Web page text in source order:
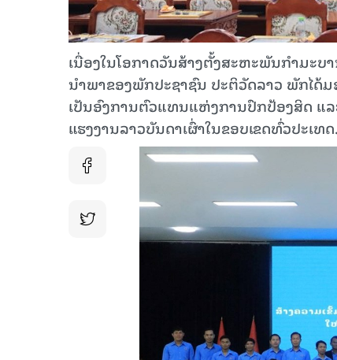
ເນື່ອງໃນໂອກາດວັນສ້າງຕັ້ງສະຫະພັນກໍາມະບ
ນຳພາຂອງພັກປະຊາຊົນ ປະຕິວັດລາວ ພັກໄ
ເປັນອົງການຕົວແທນແຫ່ງການປົກປ້ອງສິດ ແ
ແຮງງານລາວບັນດາເຜົ່າໃນຂອບເຂດທົ່ວປະເທດ.